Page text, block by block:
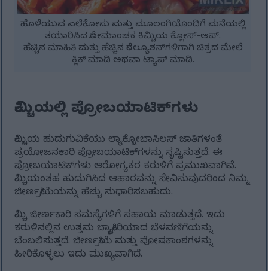
ಹೊಳೆಯುವ ಎಲೆಕೋಸು ಮತ್ತು ಮೂಲಂಗಿಯೊಂದಿಗೆ ಮನೆಯಲ್ಲಿ
ತಯಾರಿಸಿದ ರೋಮಾಂಚಕ ಕಿಮ್ಚಿಯ ಕ್ಲೋಸ್-ಅಪ್.
ಹೆಚ್ಚಿನ ಮಾಹಿತಿ ಮತ್ತು ಹೆಚ್ಚಿನ ರೆಸಲ್ಯೂಶನ್‌ಗಳಿಗಾಗಿ ಚಿತ್ರದ ಮೇಲೆ
ಕ್ಲಿಕ್ ಮಾಡಿ ಅಥವಾ ಟ್ಯಾಪ್ ಮಾಡಿ.
ಕಿಮ್ಚಿಯಲ್ಲಿ ಪ್ರೋಬಯಾಟಿಕ್‌ಗಳು
ಕಿಮ್ಚಿಯ ಹುದುಗುವಿಕೆಯು ಲ್ಯಾಕ್ಟೋಬಾಸಿಲಸ್ ಜಾತಿಗಳಂತೆ
ಪ್ರಯೋಜನಕಾರಿ ಪ್ರೋಬಯಾಟಿಕ್‌ಗಳನ್ನು ಸೃಷ್ಟಿಸುತ್ತದೆ. ಈ
ಪ್ರೋಬಯಾಟಿಕ್‌ಗಳು ಆರೋಗ್ಯಕರ ಕರುಳಿಗೆ ಪ್ರಮುಖವಾಗಿವೆ.
ಕಿಮ್ಚಿಯಂತಹ ಹುದುಗಿಸಿದ ಆಹಾರವನ್ನು ಸೇವಿಸುವುದರಿಂದ ನಿಮ್ಮ
ಜೀರ್ಣಕ್ರಿಯೆಯನ್ನು ಹೆಚ್ಚು ಸುಧಾರಿಸಬಹುದು.
ಕಿಮ್ಚಿ ಜೀರ್ಣಕಾರಿ ಸಮಸ್ಯೆಗಳಿಗೆ ಸಹಾಯ ಮಾಡುತ್ತದೆ. ಇದು
ಕರುಳಿನಲ್ಲಿನ ಉತ್ತಮ ಬ್ಯಾಕ್ಟೀರಿಯಾದ ಬೆಳವಣಿಗೆಯನ್ನು
ಬೆಂಬಲಿಸುತ್ತದೆ. ಜೀರ್ಣಕ್ರಿಯೆ ಮತ್ತು ಪೋಷಕಾಂಶಗಳನ್ನು
ಹೀರಿಕೊಳ್ಳಲು ಇದು ಮುಖ್ಯವಾಗಿದೆ.